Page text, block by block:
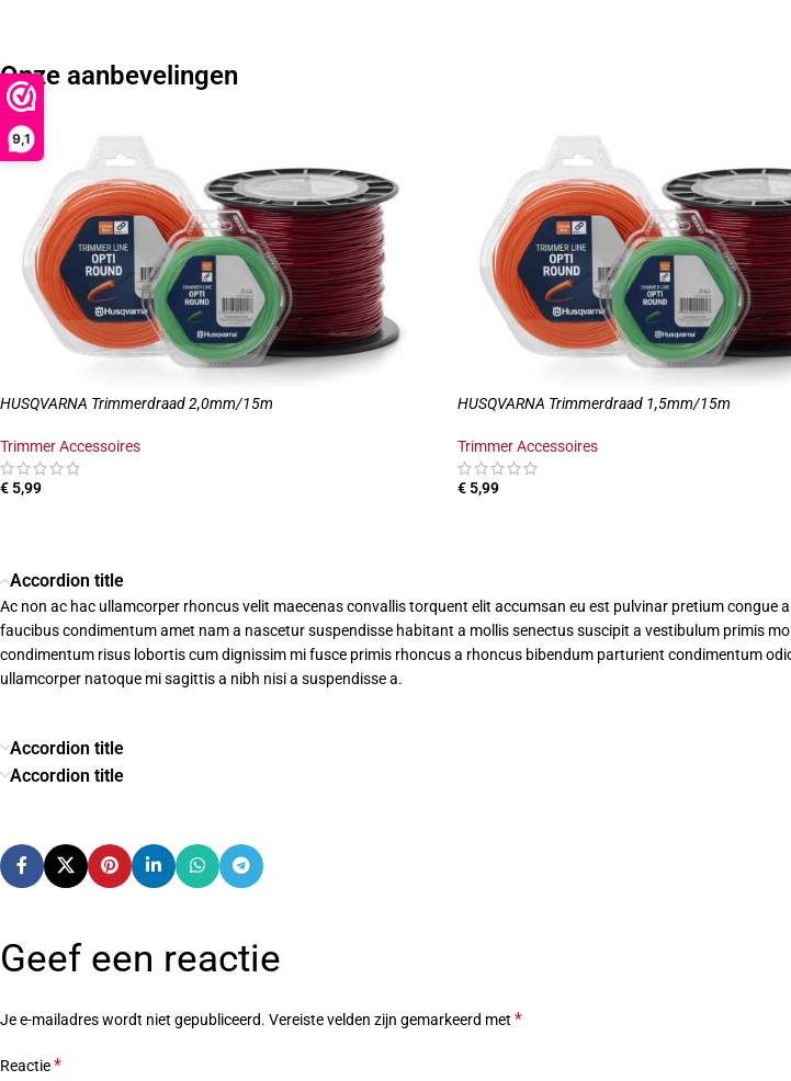
9,1
Onze aanbevelingen
HUSQVARNA Trimmerdraad 2,0mm/15m
Trimmer Accessoires
€ 5,99
HUSQVARNA Trimmerdraad 1,5mm/15m
Trimmer Accessoires
€ 5,99
Accordion title
Ac non ac hac ullamcorper rhoncus velit maecenas convallis torquent elit accumsan eu est pulvinar pretium
faucibus condimentum amet nam a nascetur suspendisse habitant a mollis senectus suscipit a vestibulum primis
condimentum risus lobortis cum dignissim mi fusce primis rhoncus a rhoncus bibendum parturient condimentum
ullamcorper natoque mi sagittis a nibh nisi a suspendisse a.
Accordion title
Accordion title
Geef een reactie
Je e-mailadres wordt niet gepubliceerd. Vereiste velden zijn gemarkeerd met *
Reactie*